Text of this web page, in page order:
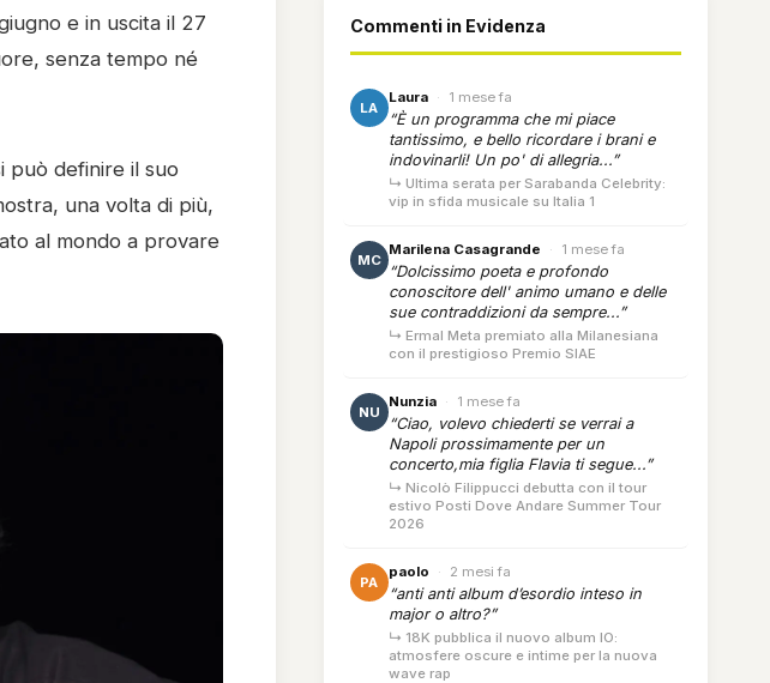
e in uscita il 27
senza tempo né
può definire il suo
una volta di più,
al mondo a provare
Commenti in Evidenza
LA
Laura · 1 mese fa
“È un programma che mi piace
tantissimo, e bello ricordare i brani e
indovinarli! Un po' di allegria...”
↳ Ultima serata per Sarabanda Celebrity:
vip in sfida musicale su Italia 1
MC
Marilena Casagrande · 1 mese fa
“Dolcissimo poeta e profondo
conoscitore dell' animo umano e delle
sue contraddizioni da sempre...”
↳ Ermal Meta premiato alla Milanesiana
con il prestigioso Premio SIAE
NU
Nunzia · 1 mese fa
“Ciao, volevo chiederti se verrai a
Napoli prossimamente per un
concerto,mia figlia Flavia ti segue...”
↳ Nicolò Filippucci debutta con il tour
estivo Posti Dove Andare Summer Tour
2026
PA
paolo · 2 mesi fa
“anti anti album d’esordio inteso in
major o altro?”
↳ 18K pubblica il nuovo album IO:
atmosfere oscure e intime per la nuova
wave rap